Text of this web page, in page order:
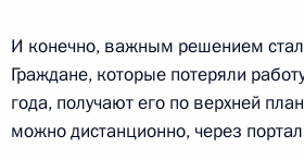
15 октября 2020 года, 17:00
Совещание о ситуации на
И конечно, важным решением
Граждане, которые потеряли
года, получают его по верхней
можно дистанционно, через